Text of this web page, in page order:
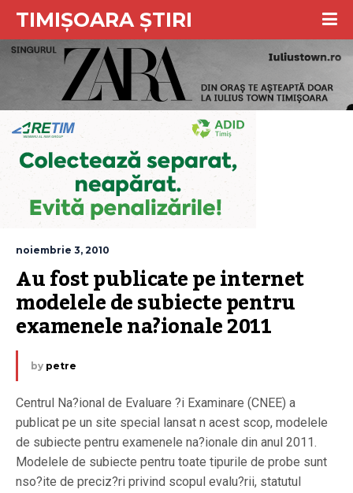
TIMIȘOARA ȘTIRI
noiembrie 3, 2010
Au fost publicate pe internet
modelele de subiecte pentru
examenele na?ionale 2011
by petre
Centrul Na?ional de Evaluare ?i Examinare (CNEE) a
publicat pe un site special lansat n acest scop, modelele
de subiecte pentru examenele na?ionale din anul 2011.
Modelele de subiecte pentru toate tipurile de probe sunt
nso?ite de preciz?ri privind scopul evalu?rii, statutul